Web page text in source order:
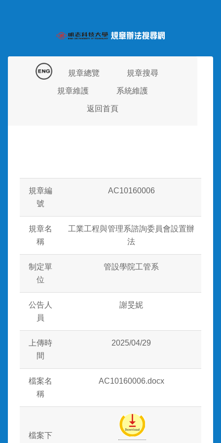
規章總覽 規章搜尋
規章維護 系統維護
返回首頁
規章編
號
AC10160006
規章名
稱
工業工程與管理系諮詢委員會設置辦
法
制定單
位
管設學院工管系
公告人
員
謝旻妮
上傳時
間
2025/04/29
檔案名
稱
AC10160006.docx
檔案下